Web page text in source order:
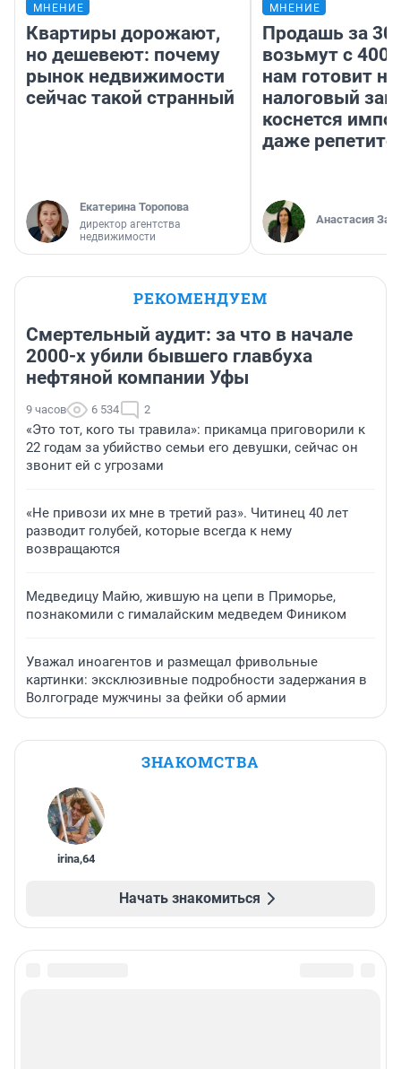
МНЕНИЕ
Квартиры дорожают,
но дешевеют: почему
рынок недвижимости
сейчас такой странный
Екатерина Торопова
директор агентства
недвижимости
МНЕНИЕ
Продашь за
возьмут с
нам готовит
налоговый
коснется
даже
Анастасия
РЕКОМЕНДУЕМ
Смертельный аудит: за что в начале
2000-х убили бывшего главбуха
нефтяной компании Уфы
9 часов 6 534 2
«Это тот, кого ты травила»: прикамца приговорили к
22 годам за убийство семьи его девушки, сейчас он
звонит ей с угрозами
«Не привози их мне в третий раз». Читинец 40 лет
разводит голубей, которые всегда к нему
возвращаются
Медведицу Майю, жившую на цепи в Приморье,
познакомили с гималайским медведем Фиником
Уважал иноагентов и размещал фривольные
картинки: эксклюзивные подробности задержания в
Волгограде мужчины за фейки об армии
ЗНАКОМСТВА
irina,64
Начать знакомиться